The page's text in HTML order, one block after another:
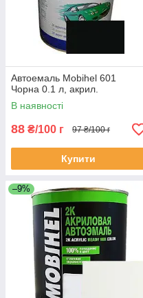
Автоемаль Mobihel 601
Чорна 0.1 л, акрил.
В наявності
88 ₴/100 г 97 ₴/100 г
Купити
–9%